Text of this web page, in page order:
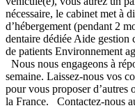
nécessaire, le cabinet met à
d’hébergement (pendant 2
dentaire dédiée Aide gestion
de patients Environnement
Nous nous engageons à
semaine. Laissez-nous vos
pour vous proposer d’autres
la France. Contactez-nous